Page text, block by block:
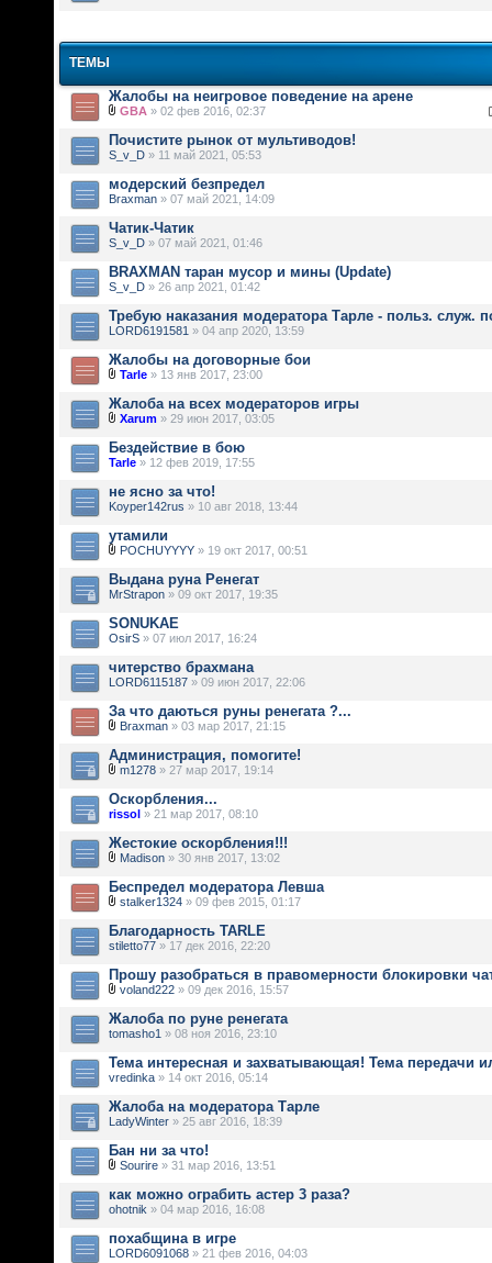
ТЕМЫ
Жалобы на неигровое поведение на арене
GBA » 02 фев 2016, 02:37
Почистите рынок от мультиводов!
S_v_D » 11 май 2021, 05:53
модерский безпредел
Braxman » 07 май 2021, 14:09
Чатик-Чатик
S_v_D » 07 май 2021, 01:46
BRAXMAN таран мусор и мины (Update)
S_v_D » 26 апр 2021, 01:42
Требую наказания модератора Тарле - польз. служ.
LORD6191581 » 04 апр 2020, 13:59
Жалобы на договорные бои
Tarle » 13 янв 2017, 23:00
Жалоба на всех модераторов игры
Xarum » 29 июн 2017, 03:05
Бездействие в бою
Tarle » 12 фев 2019, 17:55
не ясно за что!
Koyper142rus » 10 авг 2018, 13:44
утамили
POCHUYYYY » 19 окт 2017, 00:51
Выдана руна Ренегат
MrStrapon » 09 окт 2017, 19:35
SONUKAE
OsirS » 07 июл 2017, 16:24
читерство брахмана
LORD6115187 » 09 июн 2017, 22:06
За что даються руны ренегата ?...
Braxman » 03 мар 2017, 21:15
Администрация, помогите!
m1278 » 27 мар 2017, 19:14
Оскорбления...
rissol » 21 мар 2017, 08:10
Жестокие оскорбления!!!
Madison » 30 янв 2017, 13:02
Беспредел модератора Левша
stalker1324 » 09 фев 2015, 01:17
Благодарность TARLE
stiletto77 » 17 дек 2016, 22:20
Прошу разобраться в правомерности блокировки
voland222 » 09 дек 2016, 15:57
Жалоба по руне ренегата
tomasho1 » 08 ноя 2016, 23:10
Тема интересная и захватывающая! Тема передачи
vredinka » 14 окт 2016, 05:14
Жалоба на модератора Тарле
LadyWinter » 25 авг 2016, 18:39
Бан ни за что!
Sourire » 31 мар 2016, 13:51
как можно ограбить астер 3 раза?
ohotnik » 04 мар 2016, 16:08
похабщина в игре
LORD6091068 » 21 фев 2016, 04:03